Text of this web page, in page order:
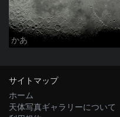
かあ
サイトマップ
ホーム
天体写真ギャラリーについて